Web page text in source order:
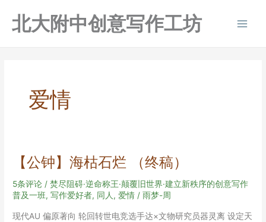
北大附中创意写作工坊
爱情
【公钟】海枯石烂 （终稿）
5条评论 /焚尽阻碍·逆命称王·颠覆旧世界·建立新秩序的创意写作
普及一班,写作爱好者, 同人 , 爱情 /雨梦-周
现代AU 偏原著向 轮回转世电竞选手达×文物研究员器灵离 设定天